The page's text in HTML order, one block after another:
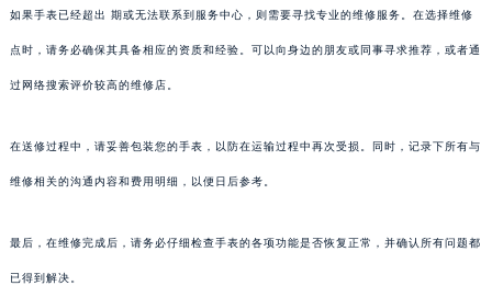
如果手表已经超出 期或无法联系到服务中心，则需要寻找专业的维修服务。在选择维修
点时，请务必确保其具备相应的资质和经验。可以向身边的朋友或同事寻求推荐，或者通
过网络搜索评价较高的维修店。
在送修过程中，请妥善包装您的手表，以防在运输过程中再次受损。同时，记录下所有与
维修相关的沟通内容和费用明细，以便日后参考。
最后，在维修完成后，请务必仔细检查手表的各项功能是否恢复正常，并确认所有问题都
已得到解决。